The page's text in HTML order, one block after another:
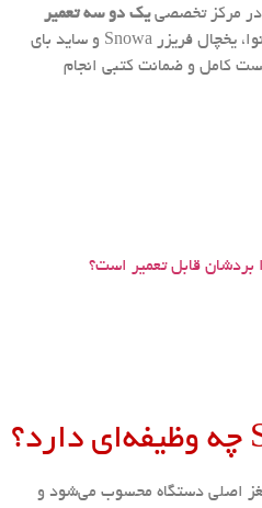
در مرکز تخصصییک دو سه تعمیر
خدمات تعمیر برد انواع یخچال اسنوا، یخچال فریزر Snowa و ساید بای
کامل و ضمانت کتبی انجام
بردشان قابل تعمیر است؟
اصلی دستگاه محسوب می‌شود و